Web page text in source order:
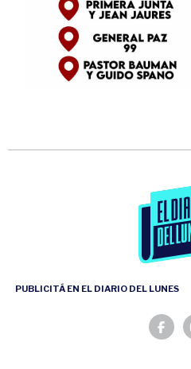
PUBLICITÁ EN EL DIARIO DEL LUNES